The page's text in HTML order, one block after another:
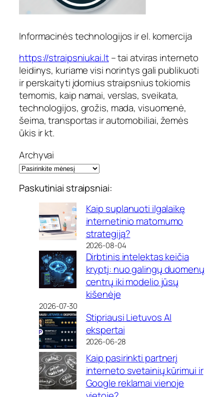
Informacinės technologijos ir el. komercija
https://straipsniukai.lt– tai atviras interneto
leidinys, kuriame visi norintys gali publikuoti
ir perskaityti įdomius straipsnius tokiomis
temomis, kaip namai, verslas, sveikata,
technologijos, grožis, mada, visuomenė,
šeima, transportas ir automobiliai, žemės
ūkis ir kt.
Archyvai
Paskutiniai straipsniai:
Kaip suplanuoti ilgalaikę
internetinio matomumo
strategiją?
2026-08-04
Dirbtinis intelektas keičia
kryptį: nuo galingų duomenų
centrų iki modelio jūsų
kišenėje
2026-07-30
Stipriausi Lietuvos AI
ekspertai
2026-06-28
Kaip pasirinkti partnerį
interneto svetainių kūrimui ir
Google reklamai vienoje